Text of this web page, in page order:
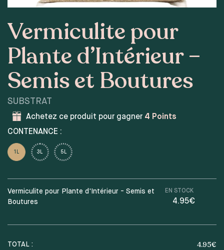
Vermiculite pour
Plante d’Intérieur –
Semis et Boutures
SUBSTRAT
Achetez ce produit pour gagner 4 Points
CONTENANCE :
1L 3L 5L
Vermiculite pour Plante d'Intérieur - Semis et
Boutures
EN STOCK
4.95€
TOTAL : 4.95€